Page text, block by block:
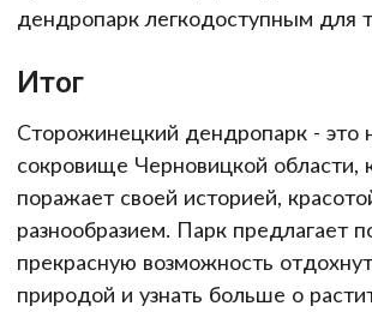
дендропарк легкодоступным для
Итог
Сторожинецкий дендропарк - это
сокровище Черновицкой области,
поражает своей историей,
разнообразием. Парк предлагает
прекрасную возможность
природой и узнать больше о